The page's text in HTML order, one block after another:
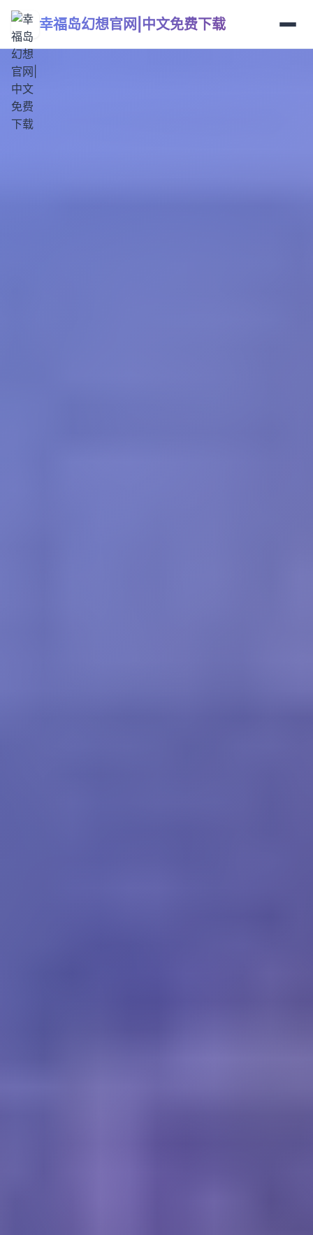
幸福岛幻想官网|中文免费下载